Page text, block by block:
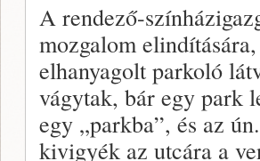
A rendező-
mozgalom
elhanyagolt parkoló
vágytak, bár egy park
egy „parkba”, és az
kivigyék az utcára a